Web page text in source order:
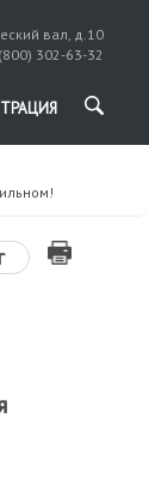
вал, д.10
302-63-32